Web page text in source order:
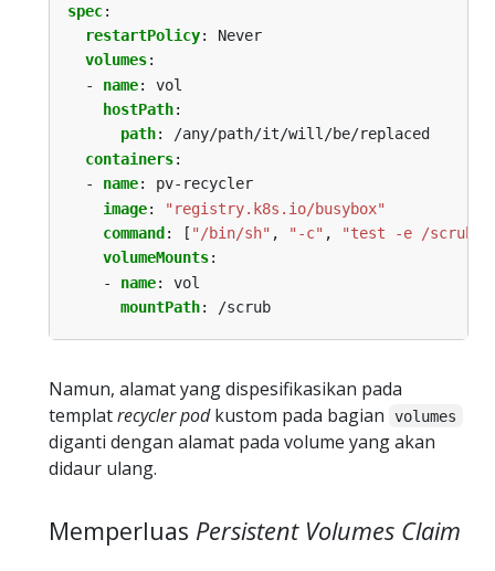
spec:
restartPolicy:
Never
volumes:
- name:
vol
hostPath:
path:
/any/path/it/will/be/replaced
containers:
- name:
pv-recycler
image:
"registry.k8s.io/busybox"
command : [ "/bin/sh" , "-c" ,
"test -e /scrub
volumeMounts:
- name:
vol
mountPath: /scrub
Namun, alamat yang dispesifikasikan pada
templatrecycler podkustom pada bagian volumes
diganti dengan alamat pada volume yang akan
didaur ulang.
Memperluas Persistent Volumes Claim